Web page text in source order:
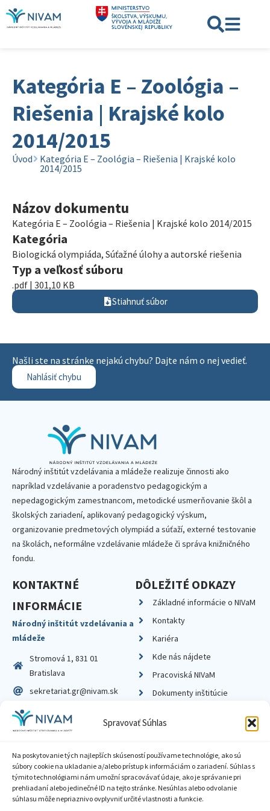
Spravovať Súhlas
Na poskytovanie tých najlepších skúseností používame technológie, ako sú
súbory cookie na ukladanie a/alebo prístup k informáciám o zariadení. Súhlas s
týmito technológiami nám umožní spracovávať údaje, ako je správanie pri
prehliadaní alebo jedinečné ID na tejto stránke. Nesúhlas alebo odvolanie
súhlasu môže nepriaznivo ovplyvniť určité vlastnosti a funkcie.
Kategória E – Zoológia –
Riešenia | Krajské kolo
2014/2015
Úvod
Kategória E – Zoológia – Riešenia | Krajské kolo
2014/2015
Názov dokumentu
Kategória E – Zoológia – Riešenia | Krajské kolo 2014/2015
Kategória
Biologická olympiáda, Súťažné úlohy a autorské riešenia
Typ a veľkosť súboru
.pdf | 301,10 KB
Stiahnuť súbor
Našli ste na stránke nejakú chybu? Dajte nám o nej vedieť.
Nahlásiť chybu
Národný inštitút vzdelávania a mládeže realizuje činnosti ako
napríklad vzdelávanie a poradenstvo pedagogickým a
nepedagogickým zamestnancom, metodické usmerňovanie škôl a
školských zariadení, aplikovaný pedagogický výskum,
organizovanie predmetových olympiád a súťaží, externé testovanie
na školách, neformálne vzdelávanie mládeže či správa knižničného
fondu.
KONTAKTNÉ
INFORMÁCIE
Národný inštitút vzdelávania a
mládeže
Stromová 1, 831 01
Bratislava
sekretariat.gr@nivam.sk
IČO: 00164348
DIČ: 2020798714
DÔLEŽITÉ ODKAZY
Základné informácie o NIVaM
Kontakty
Kariéra
Kde nás nájdete
Pracoviská NIVaM
Dokumenty inštitúcie
Zásady ochrany súkromia